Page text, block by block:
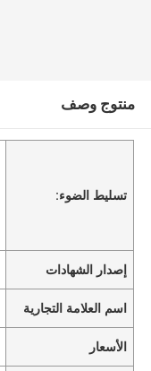
منتوج وصف
تسليط الضوء:
إصدار الشهادات
اسم العلامة التجارية
الأسعار